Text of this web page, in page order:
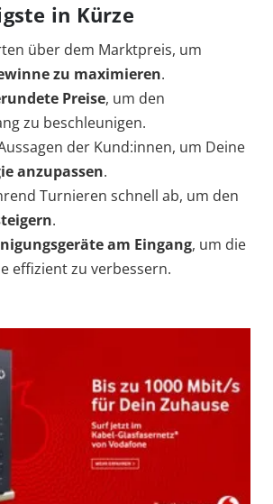
in Kürze
über dem Marktpreis, um
zu maximieren.
Preise, um den
zu beschleunigen.
der Kund:innen, um Deine
anzupassen.
Turnieren schnell ab, um den
.
am Eingang, um die
effizient zu verbessern.